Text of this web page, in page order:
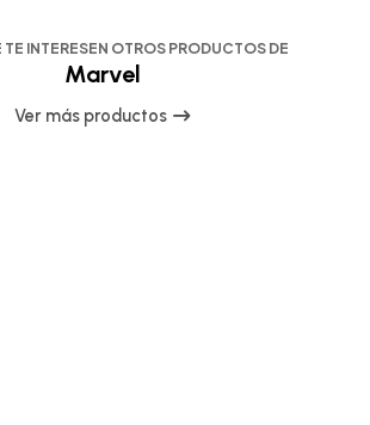
TE INTERESEN OTROS PRODUCTOS DE
Marvel
Ver más productos